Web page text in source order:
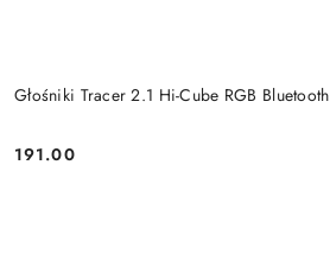
Głośniki Tracer 2.1 Hi-Cube RGB Bluetooth
Price:
191.00